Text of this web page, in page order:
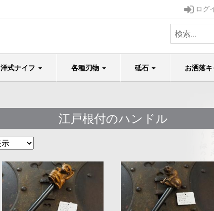
ログ
洋式ナイフ 各種刃物 砥石 お洒落
江戸根付のハンドル